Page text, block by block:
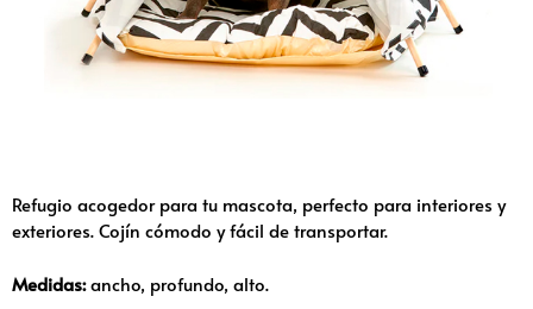
Refugio acogedor para tu mascota, perfecto para interiores y
exteriores. Cojín cómodo y fácil de transportar.
Medidas:ancho, profundo, alto.